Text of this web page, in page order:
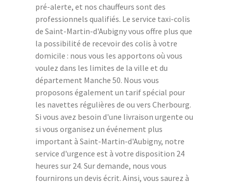
pré-alerte, et nos chauffeurs sont des
professionnels qualifiés. Le service taxi-colis
de Saint-Martin-d'Aubigny vous offre plus que
la possibilité de recevoir des colis à votre
domicile : nous vous les apportons où vous
voulez dans les limites de la ville et du
département Manche 50. Nous vous
proposons également un tarif spécial pour
les navettes régulières de ou vers Cherbourg.
Si vous avez besoin d'une livraison urgente ou
si vous organisez un événement plus
important à Saint-Martin-d'Aubigny, notre
service d'urgence est à votre disposition 24
heures sur 24. Sur demande, nous vous
fournirons un devis écrit. Ainsi, vous saurez à